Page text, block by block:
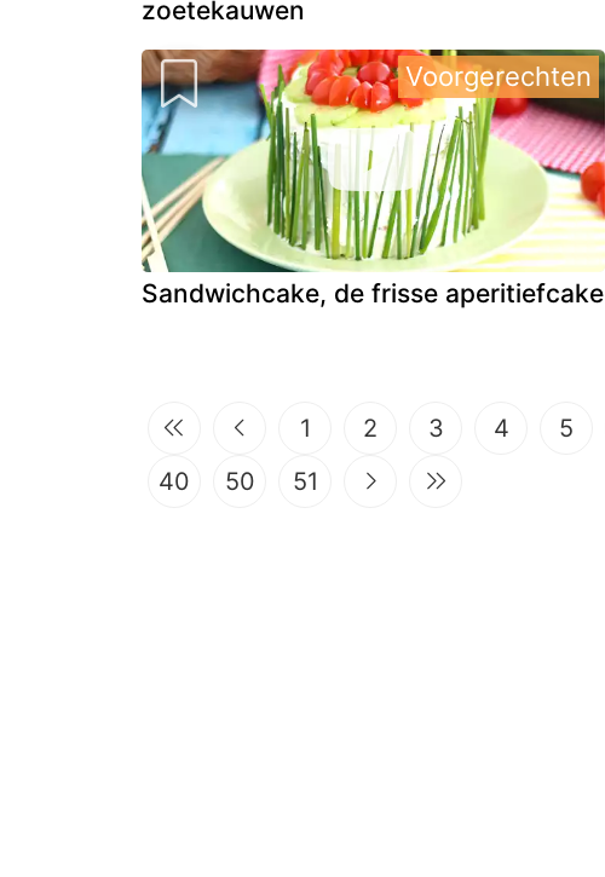
zoetekauwen
Sandwichcake, de frisse aperitiefcake
Voorgerechten
1 2 3 4 5
40
50 51